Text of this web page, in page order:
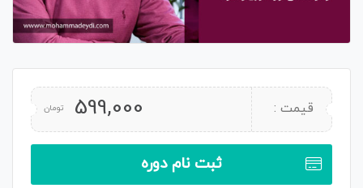
قیمت : 599,000 تومان
ثبت نام دوره